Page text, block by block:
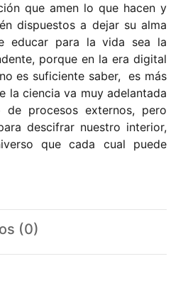
que amen lo que hacen y
dispuestos a dejar su alma
educar para la vida sea la
porque en la era digital
es suficiente saber, es más
la ciencia va muy adelantada
de procesos externos, pero
descifrar nuestro interior,
que cada cual puede
(0)